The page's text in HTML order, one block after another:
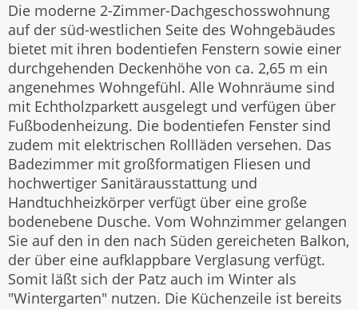
Die moderne 2-Zimmer-Dachgeschosswohnung
auf der süd-westlichen Seite des Wohngebäudes
bietet mit ihren bodentiefen Fenstern sowie einer
durchgehenden Deckenhöhe von ca. 2,65 m ein
angenehmes Wohngefühl. Alle Wohnräume sind
mit Echtholzparkett ausgelegt und verfügen über
Fußbodenheizung. Die bodentiefen Fenster sind
zudem mit elektrischen Rollläden versehen. Das
Badezimmer mit großformatigen Fliesen und
hochwertiger Sanitärausstattung und
Handtuchheizkörper verfügt über eine große
bodenebene Dusche. Vom Wohnzimmer gelangen
Sie auf den in den nach Süden gereicheten Balkon,
der über eine aufklappbare Verglasung verfügt.
Somit läßt sich der Patz auch im Winter als
"Wintergarten" nutzen. Die Küchenzeile ist bereits